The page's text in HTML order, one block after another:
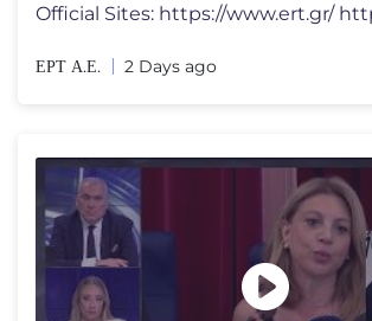
ΕΡΤ Α.Ε. 2 Days ago